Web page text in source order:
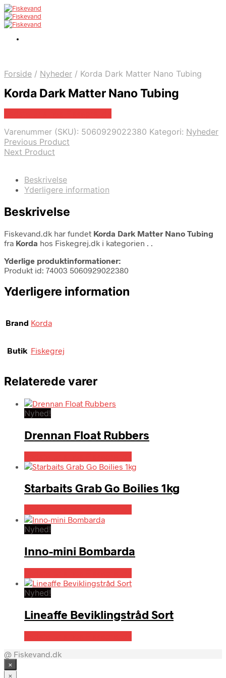
Forside / Nyheder / Korda Dark Matter Nano Tubing
Korda Dark Matter Nano Tubing
Varenummer (SKU): 5060929022380 Kategori: Nyheder
Previous Product
Next Product
Beskrivelse
Yderligere information
Beskrivelse
Fiskevand.dk har fundet Korda Dark Matter Nano Tubing
fra Korda hos Fiskegrej.dk i kategorien . .
Yderlige produktinformationer:
Produkt id: 74003 5060929022380
Yderligere information
Brand Korda
Butik Fiskegrej
Relaterede varer
Nyhed!
Drennan Float Rubbers
Starbaits Grab Go Boilies 1kg
Nyhed!
Inno-mini Bombarda
Nyhed!
Lineaffe Beviklingstråd Sort
@ Fiskevand.dk
×
×